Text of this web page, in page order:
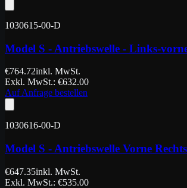
1030615-00-D
Model S - Antriebswelle - Links-
€764.72inkl. MwSt.
Exkl. MwSt.: €632.00
Auf Anfrage bestellen
1030616-00-D
Model S - Antriebswelle Vorne
€647.35inkl. MwSt.
Exkl. MwSt.: €535.00